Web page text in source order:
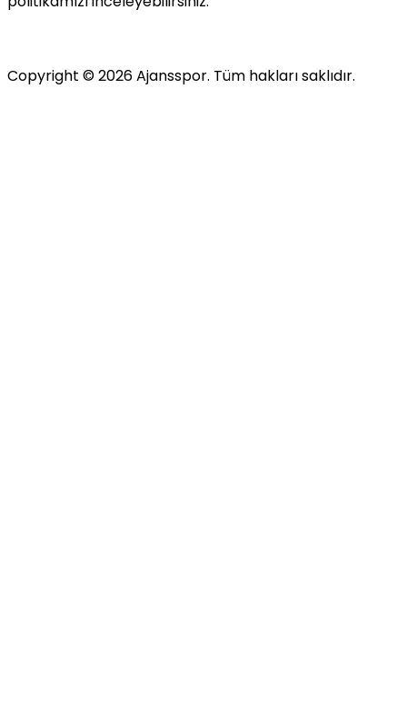
Copyright ©2026Ajansspor. Tüm hakları saklıdır.